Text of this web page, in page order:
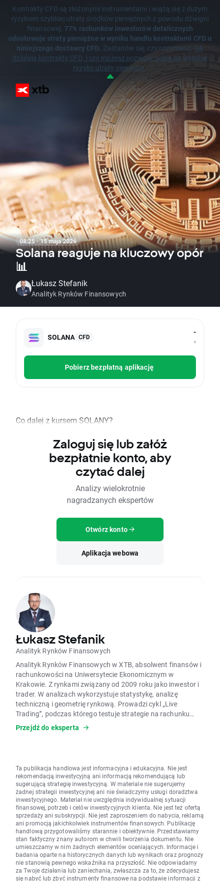
Kontrakty CFD są złożonymi instrumentami i wiążą się z dużym
ryzykiem szybkiej utraty środków pieniężnych z powodu dźwigni
finansowej. 77% rachunków inwestorów detalicznych
odnotowuje straty pieniężne w wyniku handlu kontraktami CFD u
niniejszego dostawcy CFD. Zastanów się, czy rozumiesz, jak
działają kontrakty CFD, i czy możesz pozwolić sobie na wysokie
ryzyko utraty pieniędzy.
08:25 · 15 maja 2026
Solana reaguje na kluczowy opór
📊
Łukasz Stefanik
Analityk Rynków Finansowych
SOLANA CFD
-
-
Pobierz bezpłatną aplikację
Co dalej z kursem SOLANY?
Zaloguj się lub załóż
bezpłatnie konto, aby
czytać dalej
Analizy wielokrotnie
nagradzanych ekspertów
Otwórz konto
Aplikacja webowa
Łukasz Stefanik
Analityk Rynków Finansowych
Analityk Rynków Finansowych w XTB, absolwent finansów i
rachunkowości na Uniwersytecie Ekonomicznym w
Krakowie. Z rynkami związany od 2009 roku jako inwestor i
trader. W analizach wykorzystuje statystykę, analizę
techniczną i geometrię rynkową. Prowadzi cykl „Live
Trading”, podczas którego testuje strategie na rachunku
pokazowym.
Przejdź do eksperta
Ta publikacja handlowa jest informacyjna i edukacyjna. Nie jest
rekomendacją inwestycyjną ani informacją rekomendującą lub
sugerującą strategię inwestycyjną. W materiale nie sugerujemy
żadnej strategii inwestycyjnej ani nie świadczymy usługi doradztwa
inwestycyjnego. Materiał nie uwzględnia indywidualnej sytuacji
finansowej, potrzeb i celów inwestycyjnych klienta. Nie jest też ofertą
sprzedaży ani subskrypcji. Nie jest zaproszeniem do nabycia, reklamą
ani promocją jakichkolwiek instrumentów finansowych. Publikację
handlową przygotowaliśmy starannie i obiektywnie. Przedstawiamy
stan faktyczny znany autorom w chwili tworzenia dokumentu. Nie
umieszczamy w nim żadnych elementów oceniających. Informacje i
badania oparte na historycznych danych lub wynikach oraz prognozy
nie stanowią pewnego wskaźnika na przyszłość. Nie odpowiadamy
za Twoje działania lub zaniechania, zwłaszcza za to, że zdecydujesz
się nabyć lub zbyć instrumenty finansowe na podstawie informacji z